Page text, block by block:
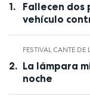
Fallecen dos
vehículo
FESTIVAL CANTE
La lámpara
noche